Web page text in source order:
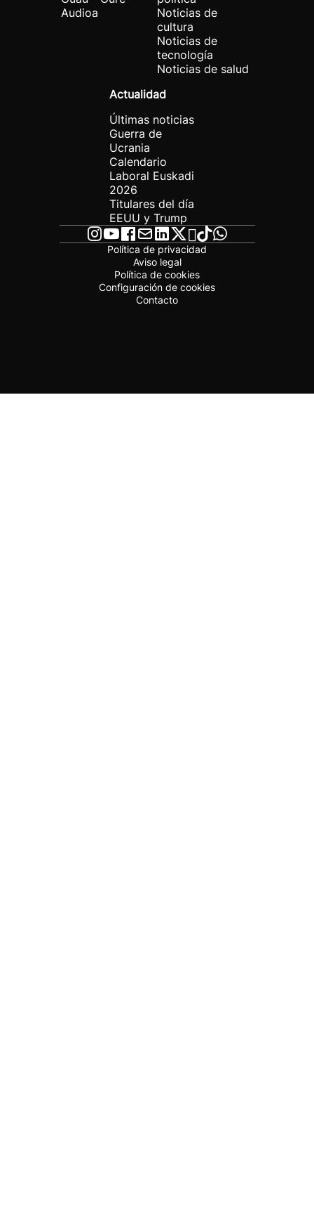
Audioa
Noticias de
cultura
Noticias de
tecnología
Noticias de salud
Actualidad
Últimas noticias
Guerra de
Ucrania
Calendario
Laboral Euskadi
2026
Titulares del día
EEUU y Trump
Política de privacidad
Aviso legal
Política de cookies
Configuración de cookies
Contacto